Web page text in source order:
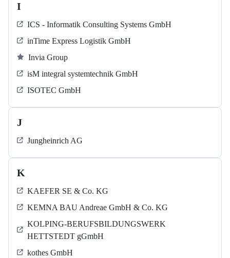
I
ICS - Informatik Consulting Systems GmbH
inTime Express Logistik GmbH
Invia Group
isM integral systemtechnik GmbH
ISOTEC GmbH
J
Jungheinrich AG
K
KAEFER SE & Co. KG
KEMNA BAU Andreae GmbH & Co. KG
KOLPING-BERUFSBILDUNGSWERK
HETTSTEDT gGmbH
kothes GmbH